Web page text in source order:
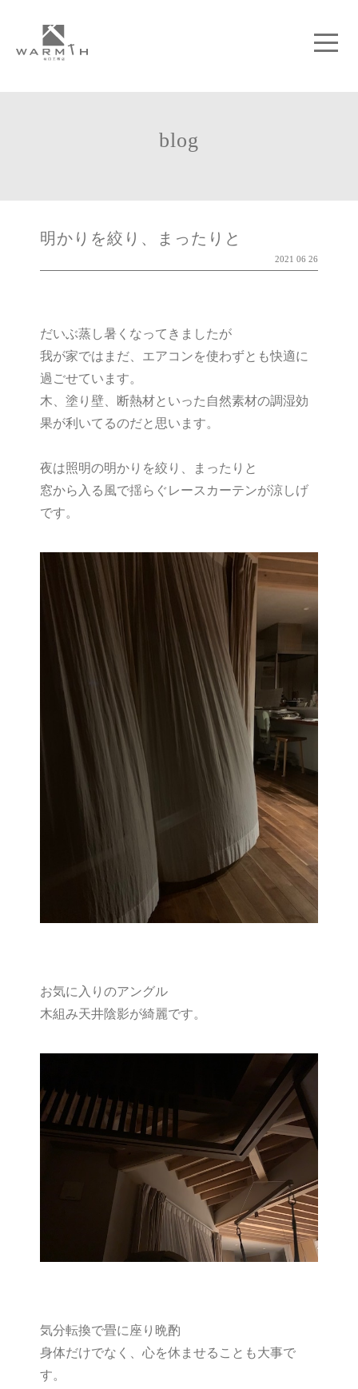
blog
明かりを絞り、まったりと
2021 06 26
だいぶ蒸し暑くなってきましたが
我が家ではまだ、エアコンを使わずとも快適に
過ごせています。
木、塗り壁、断熱材といった自然素材の調湿効
果が利いてるのだと思います。
夜は照明の明かりを絞り、まったりと
窓から入る風で揺らぐレースカーテンが涼しげ
です。
お気に入りのアングル
木組み天井陰影が綺麗です。
気分転換で畳に座り晩酌
身体だけでなく、心を休ませることも大事で
す。